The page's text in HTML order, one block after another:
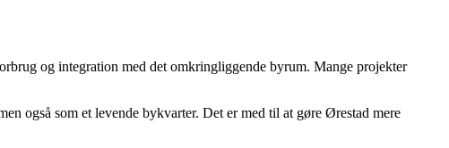
og integration med det omkringliggende byrum. Mange projekter
også som et levende bykvarter. Det er med til at gøre Ørestad mere